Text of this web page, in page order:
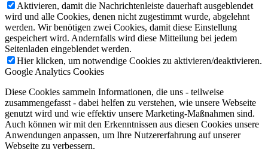
Aktivieren, damit die Nachrichtenleiste dauerhaft ausgeblendet
wird und alle Cookies, denen nicht zugestimmt wurde, abgelehnt
werden. Wir benötigen zwei Cookies, damit diese Einstellung
gespeichert wird. Andernfalls wird diese Mitteilung bei jedem
Seitenladen eingeblendet werden.
Hier klicken, um notwendige Cookies zu aktivieren/deaktivieren.
Google Analytics Cookies
Diese Cookies sammeln Informationen, die uns - teilweise
zusammengefasst - dabei helfen zu verstehen, wie unsere Webseite
genutzt wird und wie effektiv unsere Marketing-Maßnahmen sind.
Auch können wir mit den Erkenntnissen aus diesen Cookies unsere
Anwendungen anpassen, um Ihre Nutzererfahrung auf unserer
Webseite zu verbessern.